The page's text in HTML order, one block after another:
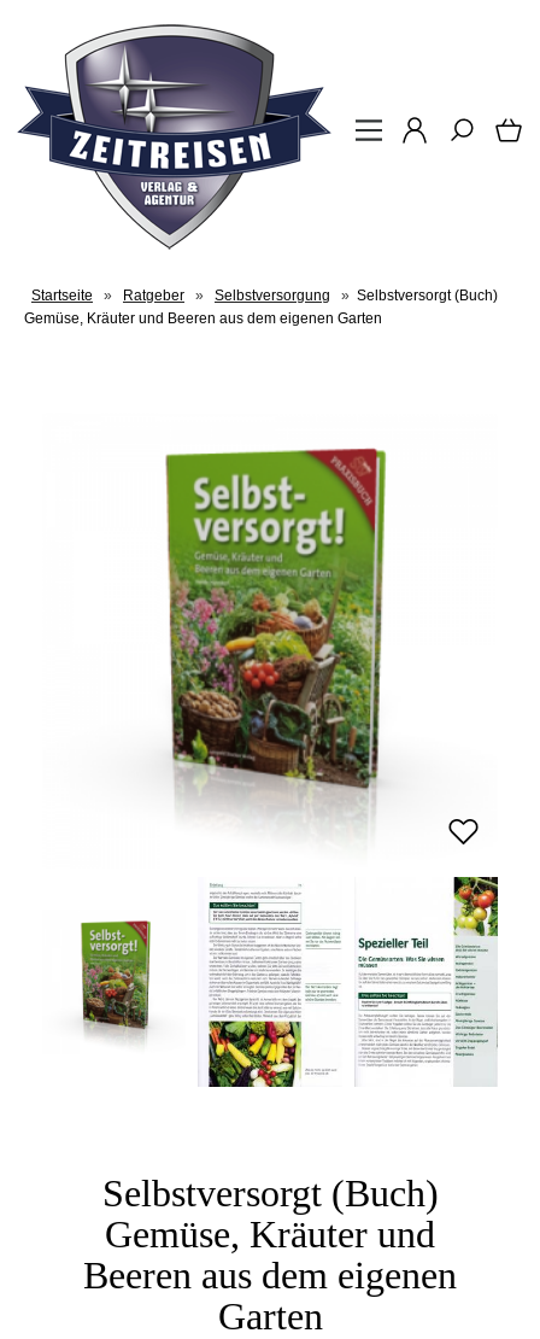
Startseite » Ratgeber » Selbstversorgung » Selbstversorgt (Buch)
Gemüse, Kräuter und Beeren aus dem eigenen Garten
Selbstversorgt (Buch)
Gemüse, Kräuter und
Beeren aus dem eigenen
Garten